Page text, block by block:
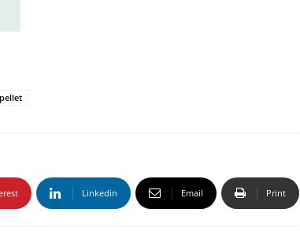
pellet
Linkedin Email Print